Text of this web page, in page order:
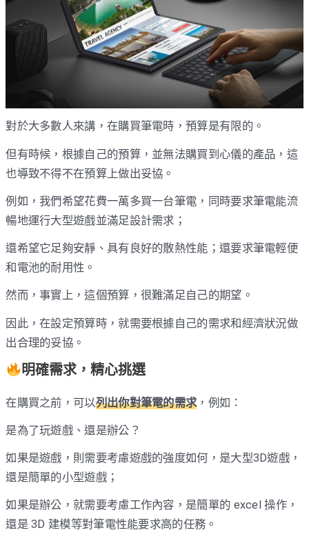
對於大多數人來講，在購買筆電時，預算是有限的。
但有時候，根據自己的預算，並無法購買到心儀的產品，這
也導致不得不在預算上做出妥協。
例如，我們希望花費一萬多買一台筆電，同時要求筆電能流
暢地運行大型遊戲並滿足設計需求；
還希望它足夠安靜、具有良好的散熱性能；還要求筆電輕便
和電池的耐用性。
然而，事實上，這個預算，很難滿足自己的期望。
因此，在設定預算時，就需要根據自己的需求和經濟狀況做
出合理的妥協。
明確需求，精心挑選
在購買之前，可以列出你對筆電的需求，例如：
是為了玩遊戲、還是辦公？
如果是遊戲，則需要考慮遊戲的強度如何，是大型3D遊戲，
還是簡單的小型遊戲；
如果是辦公，就需要考慮工作內容，是簡單的 excel 操作，
還是 3D 建模等對筆電性能要求高的任務。